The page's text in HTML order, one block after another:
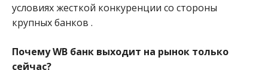
условиях жесткой конкуренции со стороны
крупных банков .
Почему WB банк выходит на рынок только
сейчас?